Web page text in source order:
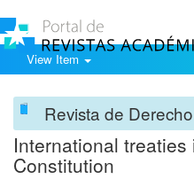
View Item
Revista de
International
Constitution